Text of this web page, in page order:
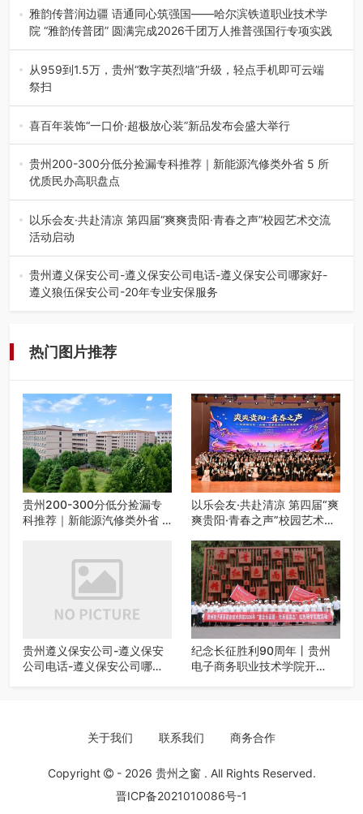
场创新发展 （7月27日，成…
雅韵传普润边疆 语通同心筑强国——哈尔滨铁道职业技术学
院 “雅韵传普团” 圆满完成2026千团万人推普强国行专项实践
为扎实推进2026“千团万人推普强国行”大学生暑期社会实
践，牢牢紧扣 “雅韵传普…
从959到1.5万，贵州“数字英烈墙”升级，轻点手机即可云端
祭扫
八一建军节到来之际，由贵州省退役军人事务厅指导，贵阳
市退役军人事务局联合贵州广电…
喜百年装饰“一口价·超极放心装”新品发布会盛大举行
2026年7月31日，喜百年装饰“一口价·超极放心装”新品发布
会在贵阳隆重举行。…
贵州200-300分低分捡漏专科推荐｜新能源汽修类外省 5 所
优质民办高职盘点
在贵州省高考志愿填报体系中，200至300分数段考生可选择
的省内工科、新能源汽车…
以乐会友·共赴清凉 第四届“爽爽贵阳·青春之声”校园艺术交流
活动启动
七月的贵阳，清风送爽，第四届“爽爽贵阳·青春之声”校园管
弦乐（合唱）艺术交流活动…
贵州遵义保安公司-遵义保安公司电话-遵义保安公司哪家好-
遵义狼伍保安公司-20年专业安保服务
热门图片推荐
贵州200-300分低分捡漏专
科推荐｜新能源汽修类外省 5
以乐会友·共赴清凉 第四届“爽
爽贵阳·青春之声”校园艺术交
贵州遵义保安公司-遵义保安
公司电话-遵义保安公司哪家
纪念长征胜利90周年丨贵州
电子商务职业技术学院开
关于我们 联系我们 商务合作
Copyright - 2026 贵州之窗 . All Rights Reserved.
晋ICP备2021010086号-1